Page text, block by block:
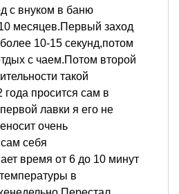
с внуком в баню
месяцев.Первый заход
10-15 секунд,потом
с чаем.Потом второй
такой
просится сам в
лавки я его не
очень
себя
время от 6 до 10 минут
в